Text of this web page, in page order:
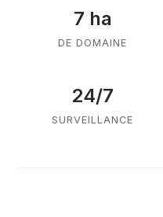
7 ha
DE DOMAINE
24/7
SURVEILLANCE